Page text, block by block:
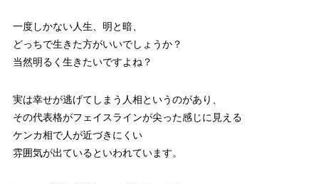
一度しかない人生、明と暗、
どっちで生きた方がいいでしょうか？
当然明るく生きたいですよね？
実は幸せが逃げてしまう人相というのがあり、
その代表格がフェイスラインが尖った感じに見える
ケンカ相で人が近づきにくい
雰囲気が出ているといわれています。